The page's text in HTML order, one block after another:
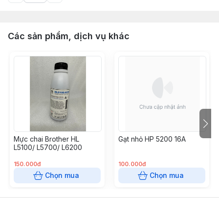
Các sản phẩm, dịch vụ khác
Mực chai Brother HL
L5100/ L5700/ L6200
150.000đ
Chọn mua
Gạt nhỏ HP 5200 16A
100.000đ
Chọn mua